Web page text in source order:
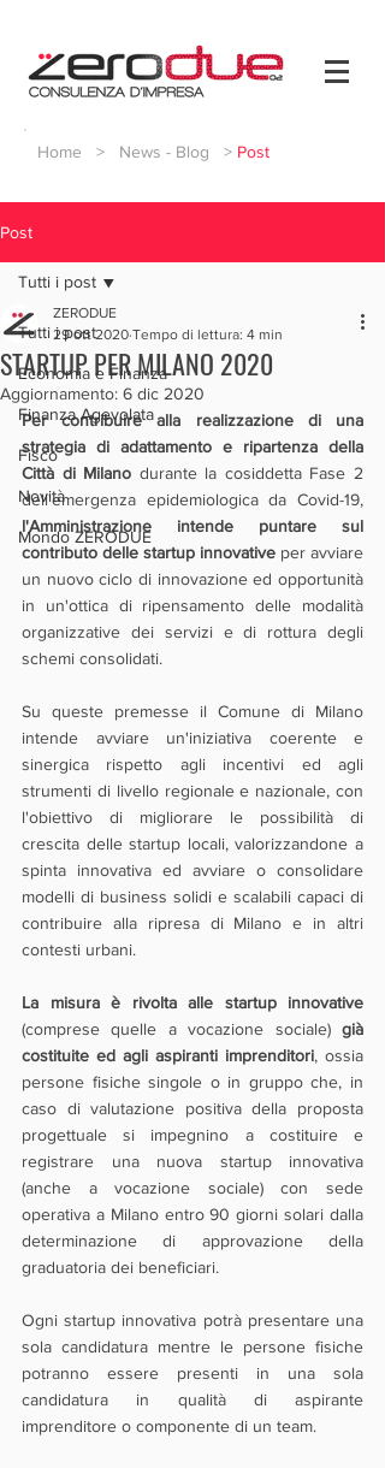
Home > News - Blog > Post
Post
Tutti i post
Economia e Finanza
Finanza Agevolata
Fisco
Novità
Mondo ZERODUE
Tutti i post
STARTUP PER MILANO 2020
ZERODUE
29 ott 2020 Tempo di lettura: 4 min
Aggiornamento: 6 dic 2020
Per contribuire alla realizzazione di una
strategia di adattamento e ripartenza della
Città di Milano durante la cosiddetta Fase 2
l'Amministrazione intende puntare sul
contributo delle startup innovative per avviare
un nuovo ciclo di innovazione ed opportunità
in un'ottica di ripensamento delle modalità
organizzative dei servizi e di rottura degli
schemi consolidati.
Su queste premesse il Comune di Milano
intende avviare un'iniziativa coerente e
sinergica rispetto agli incentivi ed agli
strumenti di livello regionale e nazionale, con
l'obiettivo di migliorare le possibilità di
crescita delle startup locali, valorizzandone a
spinta innovativa ed avviare o consolidare
modelli di business solidi e scalabili capaci di
contribuire alla ripresa di Milano e in altri
contesti urbani.
La misura è rivolta alle startup innovative
(comprese quelle a vocazione sociale) già
costituite ed agli aspiranti imprenditori, ossia
persone fisiche singole o in gruppo che, in
caso di valutazione positiva della proposta
progettuale si impegnino a costituire e
registrare una nuova startup innovativa
(anche a vocazione sociale) con sede
operativa a Milano entro 90 giorni solari dalla
determinazione di approvazione della
graduatoria dei beneficiari.
Ogni startup innovativa potrà presentare una
sola candidatura mentre le persone fisiche
potranno essere presenti in una sola
candidatura in qualità di aspirante
imprenditore o componente di un team.